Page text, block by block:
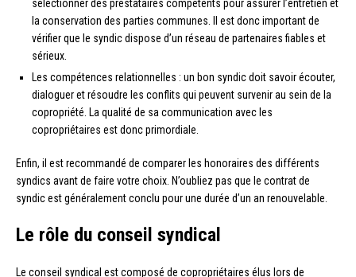
sélectionner des prestataires compétents pour assurer l’entretien et
la conservation des parties communes. Il est donc important de
vérifier que le syndic dispose d’un réseau de partenaires fiables et
sérieux.
Les compétences relationnelles : un bon syndic doit savoir écouter,
dialoguer et résoudre les conflits qui peuvent survenir au sein de la
copropriété. La qualité de sa communication avec les
copropriétaires est donc primordiale.
Enfin, il est recommandé de comparer les honoraires des différents
syndics avant de faire votre choix. N’oubliez pas que le contrat de
syndic est généralement conclu pour une durée d’un an renouvelable.
Le rôle du conseil syndical
Le conseil syndical est composé de copropriétaires élus lors de